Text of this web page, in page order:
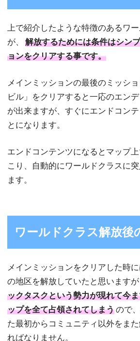
上で紹介したような特徴のあるワ
が、
解放するためには条件はシン
ョンをクリアする事です。
メインミッションの最後のミッシ
ビル」をクリアすると一応のエン
が出来ますが、すぐにエンドコン
とになります。
エンドコンテンツになるとマップ
こり、自動的にワールドクラスに
ます。
ワールドクラス解放後
メインミッションをクリアした時
の地区を解放していたと思いますが
ックタスクという勢力が現れて今
ップを全て占領されてしまうので
た最初からコミュニティ以外をま
ればなりません。